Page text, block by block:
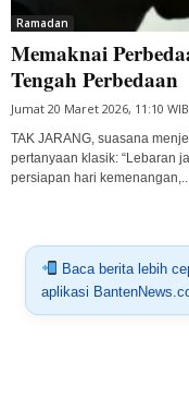
Ramadan
Memaknai
Tengah Perbedaan
Jumat 20 Maret 2026, 11:10 WIB
TAK JARANG, suasana
pertanyaan klasik: “Lebaran
persiapan hari kemenangan,...
Baca berita lebih
aplikasi